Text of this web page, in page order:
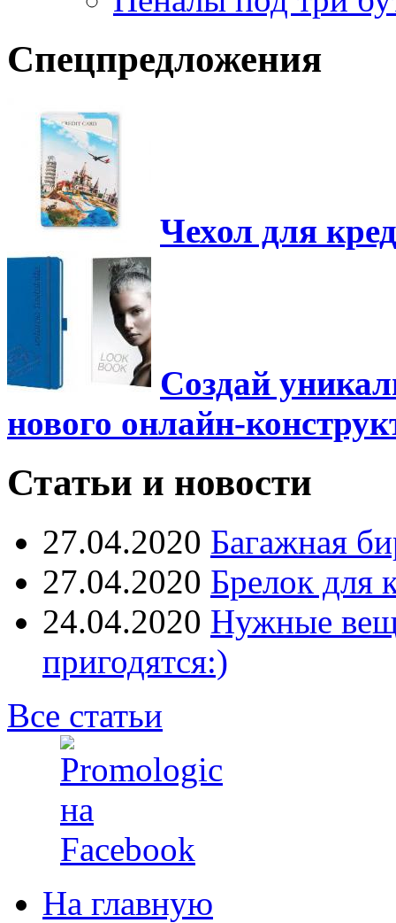
Спецпредложения
Чехол для
Создай
нового онлайн-
Статьи и новости
27.04.2020 Багажная
27.04.2020 Брелок для
24.04.2020 Нужные
пригодятся:)
Все статьи
На главную